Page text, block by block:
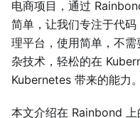
电商项目，通过
简单，让我们专注于代
理平台，使用简单，不
杂技术，轻松的在
Kubernetes 带来的能力。
本文介绍在 Rainbond